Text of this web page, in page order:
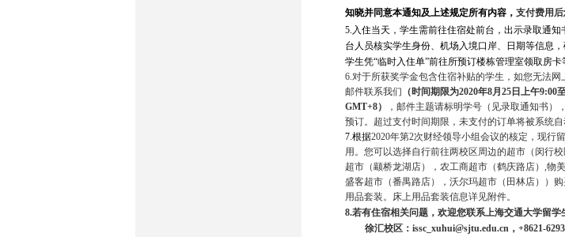
知晓并同意本通知及上述规定所有内容， 支付费用后
5. 入住当天，学生需前往住宿处前台，出示录取通
台人员核实学生身份、机场入境口岸、日期等信息
学生凭“临时入住单”前往所预订楼栋管理室领取房
6.对于所获奖学金包含住宿补贴的学生，如您无法
邮件联系我们 （时间期限为2020年8月25日上午9:00
GMT+8）
，邮件主题请标明学号（见录取通知书）
预订。超过支付时间期限，未支付的订单将被系统自
7.根据2020年第2次财经领导小组会议的核定，现行
用。 您可以选择自行前往两校区周边的超市（闵行
超市（颛桥龙湖店），农工商超市（鹤庆路店）,物
盛客超市（番禺路店），沃尔玛超市（田林店））
用品套装。床上用品套装信息详见附件。
8.若有住宿相关问题，欢迎您联系上海交通大学留学
徐汇校区：issc_xuhui@sjtu.edu.cn，+8621-